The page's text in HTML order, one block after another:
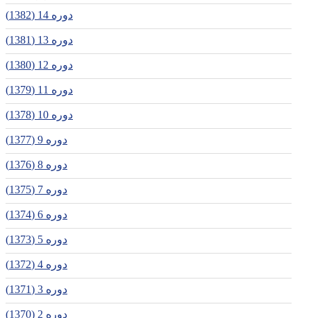
دوره 14 (1382)
دوره 13 (1381)
دوره 12 (1380)
دوره 11 (1379)
دوره 10 (1378)
دوره 9 (1377)
دوره 8 (1376)
دوره 7 (1375)
دوره 6 (1374)
دوره 5 (1373)
دوره 4 (1372)
دوره 3 (1371)
دوره 2 (1370)